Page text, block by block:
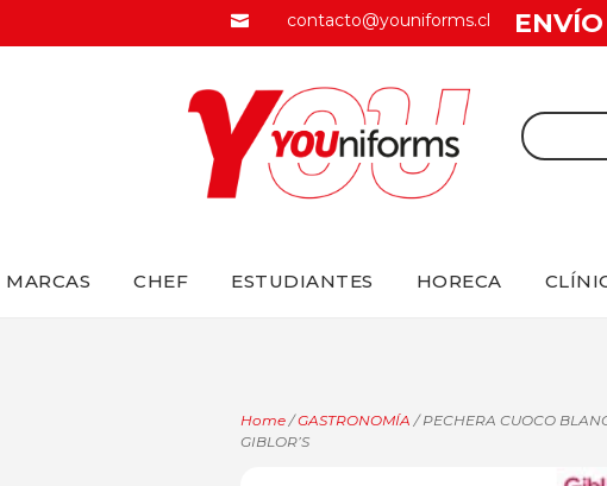
 contacto@youniforms.cl
MARCAS CHEF ESTUDIANTES HORECA
Home/GASTRONOMÍA / PECHERA CUOCO
GIBLOR’S